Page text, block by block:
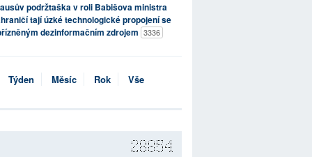
podržtaška v roli Babišova ministra
tají úzké technologické propojení se
dezinformačním zdrojem 3336
Týden Měsíc Rok Vše
28854